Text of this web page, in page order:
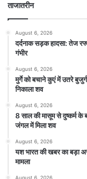
ताजातरीन
August 6, 2026
दर्दनाक सड़क हादसा: तेज
गंभीर
August 6, 2026
मुर्गे को बचाने कुएं में उतरे
निकाला शव
August 6, 2026
8 साल की मासूम से दुष्कर्म के
जंगल में मिला शव
August 6, 2026
यश भारत की खबर का बड़ा
मामला
August 6, 2026